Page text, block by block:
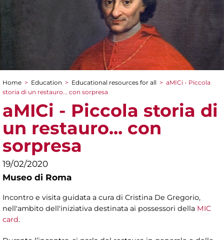
You are here
Home > Education > Educational resources for all > aMICi - Piccola
storia di un restauro... con sorpresa
aMICi - Piccola storia di
un restauro... con
sorpresa
19/02/2020
Museo di Roma
Incontro e visita guidata a cura di Cristina De Gregorio,
nell'ambito dell'iniziativa destinata ai possessori della MIC
card.